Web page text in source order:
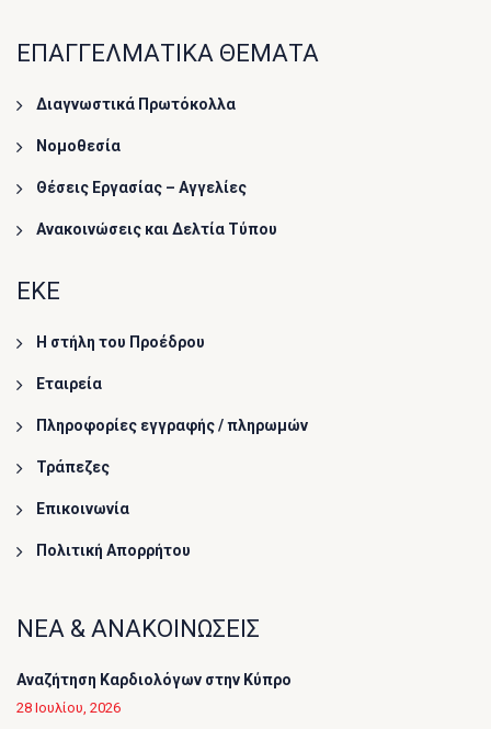
ΕΠΑΓΓΕΛΜΑΤΙΚΑ ΘΕΜΑΤΑ
Διαγνωστικά Πρωτόκολλα
Νομοθεσία
Θέσεις Εργασίας – Αγγελίες
Ανακοινώσεις και Δελτία Τύπου
ΕΚΕ
Η στήλη του Προέδρου
Εταιρεία
Πληροφορίες εγγραφής / πληρωμών
Τράπεζες
Επικοινωνία
Πολιτική Απορρήτου
ΝΕΑ & ΑΝΑΚΟΙΝΩΣΕΙΣ
Αναζήτηση Καρδιολόγων στην Κύπρο
28 Ιουλίου, 2026